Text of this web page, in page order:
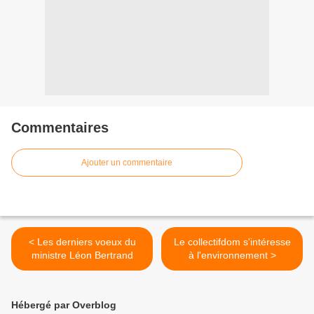
Commentaires
Ajouter un commentaire
< Les derniers voeux du
ministre Léon Bertrand
Le collectifdom s'intéresse
à l'environnement >
Hébergé par Overblog